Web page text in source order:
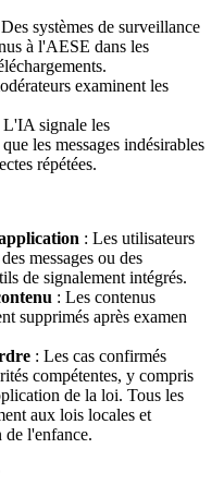
systèmes de surveillance
à l'AESE dans les
examinent les
L'IA signale les
les messages indésirables
répétées.
: Les utilisateurs
messages ou des
de signalement intégrés.
: Les contenus
supprimés après examen
: Les cas confirmés
compétentes, y compris
de la loi. Tous les
aux lois locales et
de l'enfance.